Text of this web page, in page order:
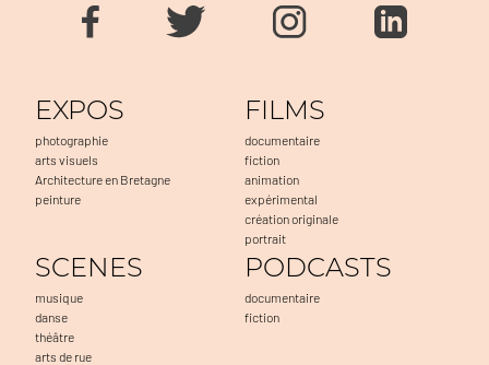
EXPOS
photographie
arts visuels
Architecture en Bretagne
peinture
FILMS
documentaire
fiction
animation
expérimental
création originale
portrait
SCENES
musique
danse
théâtre
arts de rue
PODCASTS
documentaire
fiction